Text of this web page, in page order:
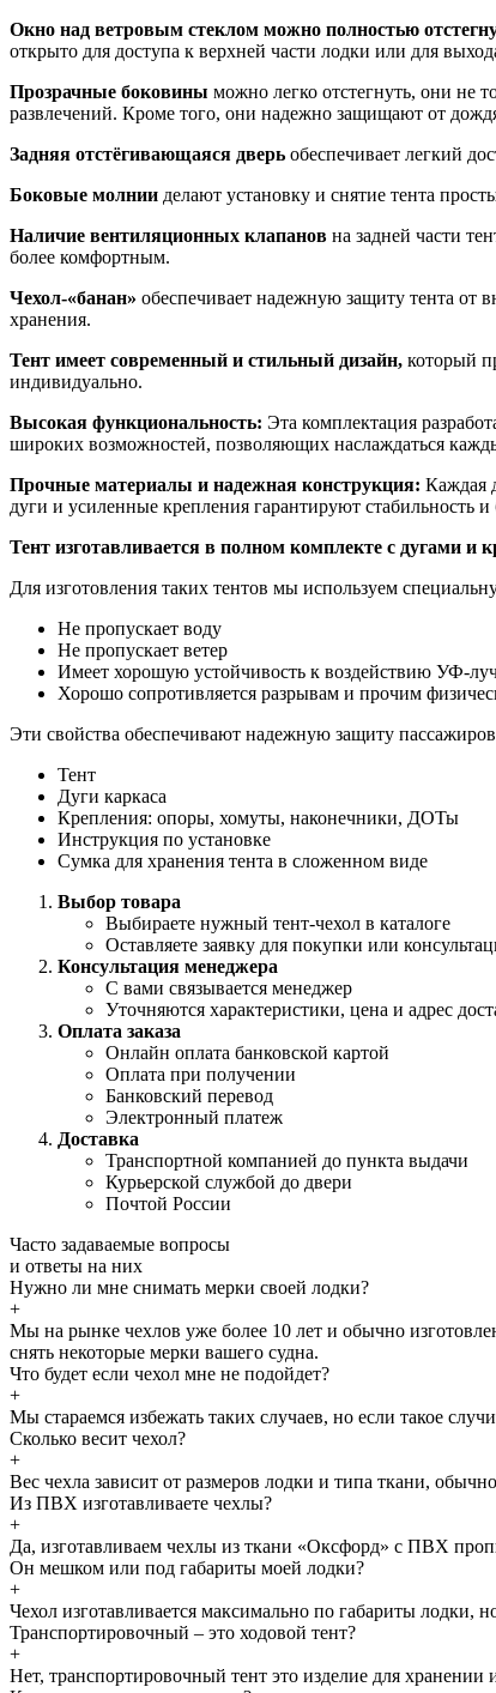
Окно над ветровым стеклом можно полностью
открыто для доступа к верхней части лодки или для
Прозрачные боковины можно легко отстегнуть, они не
развлечений. Кроме того, они надежно защищают от
Задняя отстёгивающаяся дверь обеспечивает легкий
Боковые молнии делают установку и снятие тента
Наличие вентиляционных клапанов на задней части
более комфортным.
Чехол-«банан» обеспечивает надежную защиту тента от
хранения.
Тент имеет современный и стильный дизайн, который
индивидуально.
Высокая функциональность: Эта комплектация
широких возможностей, позволяющих наслаждаться
Прочные материалы и надежная конструкция: Каждая
дуги и усиленные крепления гарантируют стабильность и
Тент изготавливается в полном комплекте с дугами и
Для изготовления таких тентов мы используем
Не пропускает воду
Не пропускает ветер
Имеет хорошую устойчивость к воздействию УФ-
Хорошо сопротивляется разрывам и прочим
Эти свойства обеспечивают надежную защиту
Тент
Дуги каркаса
Крепления: опоры, хомуты, наконечники, ДОТы
Инструкция по установке
Сумка для хранения тента в сложенном виде
Выбор товара
Выбираете нужный тент-чехол в каталоге
Оставляете заявку для покупки или
Консультация менеджера
С вами связывается менеджер
Уточняются характеристики, цена и адрес
Оплата заказа
Онлайн оплата банковской картой
Оплата при получении
Банковский перевод
Электронный платеж
Доставка
Транспортной компанией до пункта выдачи
Курьерской службой до двери
Почтой России
Часто задаваемые вопросы
и ответы на них
Нужно ли мне снимать мерки своей лодки?
+
Мы на рынке чехлов уже более 10 лет и обычно
снять некоторые мерки вашего судна.
Что будет если чехол мне не подойдет?
+
Мы стараемся избежать таких случаев, но если такое
Сколько весит чехол?
+
Вес чехла зависит от размеров лодки и типа ткани,
Из ПВХ изготавливаете чехлы?
+
Да, изготавливаем чехлы из ткани «Оксфорд» с ПВХ
Он мешком или под габариты моей лодки?
+
Чехол изготавливается максимально по габариты лодки,
Транспортировочный – это ходовой тент?
+
Нет, транспортировочный тент это изделие для хранении